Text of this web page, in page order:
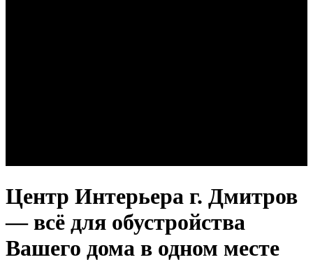
Центр Интерьера г. Дмитров
— всё для обустройства
Вашего дома в одном месте